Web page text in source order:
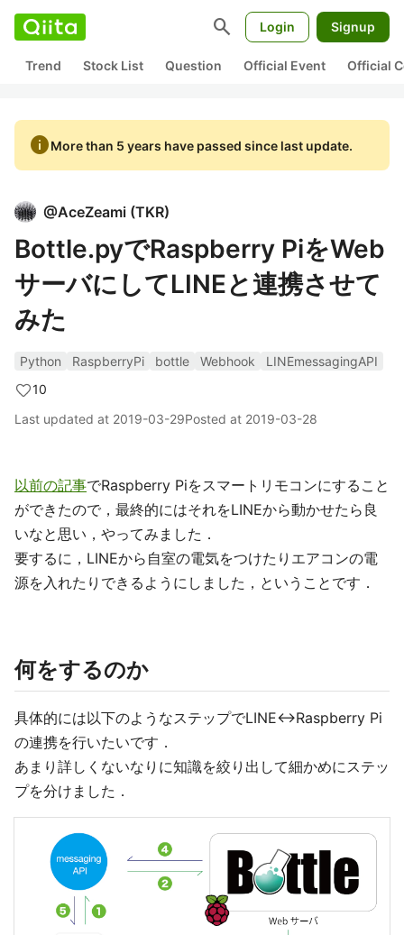
search Login Signup
Trend Stock List Question Official Event Official
infoMore than 5 years have passed since last update.
@AceZeami (TKR)
Bottle.pyでRaspberry PiをWeb
サーバにしてLINEと連携させて
みた
Python RaspberryPi bottle Webhook
LINEmessagingAPI
10
Last updated at 2019-03-29Posted at 2019-03-28
以前の記事でRaspberry Piをスマートリモコンにすること
ができたので，最終的にはそれをLINEから動かせたら良
いなと思い，やってみました．
要するに，LINEから自室の電気をつけたりエアコンの電
源を入れたりできるようにしました，ということです．
何をするのか
具体的には以下のようなステップでLINE↔Raspberry Pi
の連携を行いたいです．
あまり詳しくないなりに知識を絞り出して細かめにステッ
プを分けました．